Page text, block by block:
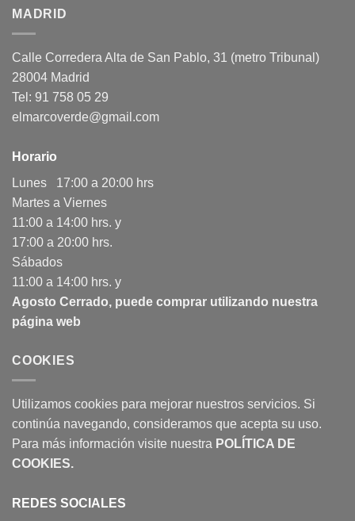
MADRID
Calle Corredera Alta de San Pablo, 31 (metro Tribunal)
28004 Madrid
Tel: 91 758 05 29
elmarcoverde@gmail.com
Horario
Lunes 17:00 a 20:00 hrs
Martes a Viernes
11:00 a 14:00 hrs. y
17:00 a 20:00 hrs.
Sábados
11:00 a 14:00 hrs. y
Agosto Cerrado, puede comprar utilizando nuestra
página web
COOKIES
Utilizamos cookies para mejorar nuestros servicios. Si
continúa navegando, consideramos que acepta su uso.
Para más información visite nuestra POLÍTICA DE
COOKIES.
REDES SOCIALES